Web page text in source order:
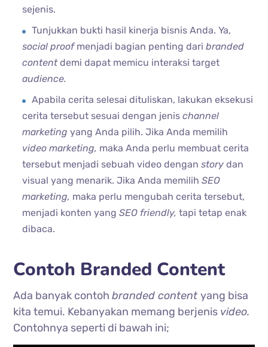
sejenis.
Tunjukkan bukti hasil kinerja bisnis Anda. Ya,
social proofmenjadi bagian penting daribranded
contentdemi dapat memicu interaksi target
audience.
Apabila cerita selesai dituliskan, lakukan eksekusi
cerita tersebut sesuai dengan jenischannel
marketingyang Anda pilih. Jika Anda memilih
video marketing, maka Anda perlu membuat cerita
tersebut menjadi sebuah video denganstorydan
visual yang menarik. Jika Anda memilihSEO
marketing, maka perlu mengubah cerita tersebut,
menjadi konten yangSEO friendly,tapi tetap enak
dibaca.
Contoh Branded Content
Ada banyak contohbranded contentyang bisa
kita temui. Kebanyakan memang berjenis video.
Contohnya seperti di bawah ini;